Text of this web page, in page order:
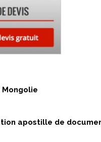
apostille de